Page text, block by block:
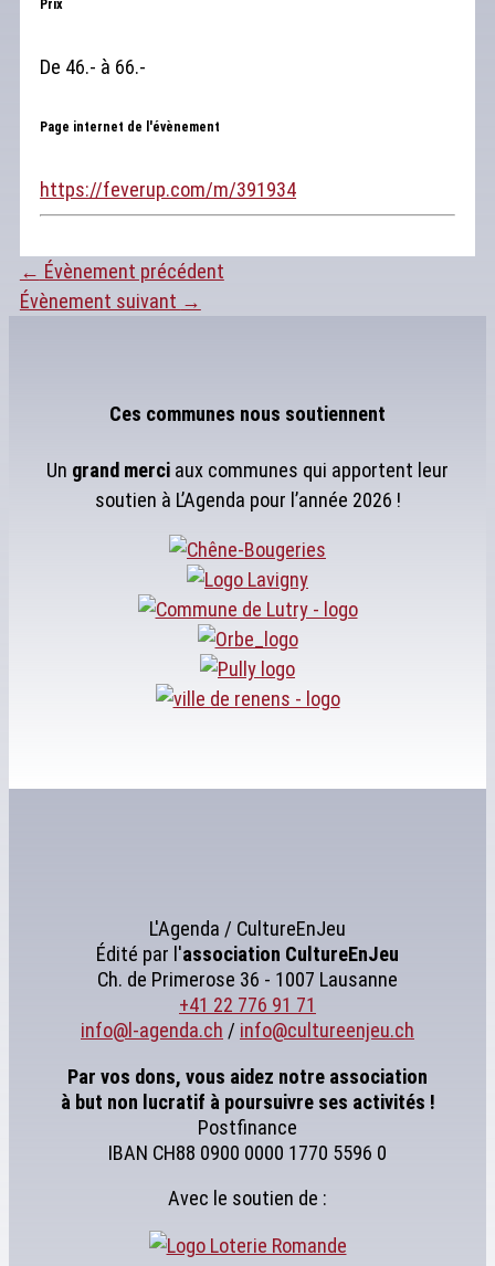
Prix
De 46.- à 66.-
Page internet de l'évènement
https://feverup.com/m/391934
← Évènement précédent
Évènement suivant →
Ces communes nous soutiennent
Un grand merci aux communes qui apportent leur
soutien à L’Agenda pour l’année 2026 !
L'Agenda / CultureEnJeu
Édité par l'association CultureEnJeu
Ch. de Primerose 36 - 1007 Lausanne
+41 22 776 91 71
info@l-agenda.ch / info@cultureenjeu.ch
Par vos dons, vous aidez notre association
à but non lucratif à poursuivre ses activités !
Postfinance
IBAN CH88 0900 0000 1770 5596 0
Avec le soutien de :